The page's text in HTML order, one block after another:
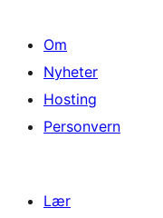
Om
Nyheter
Hosting
Personvern
Lær